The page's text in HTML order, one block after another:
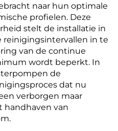
naar hun optimale
profielen. Deze
stelt de installatie in
reinigingsintervallen in te
van de continue
wordt beperkt. In
de
dat nu
verborgen maar
handhaven van